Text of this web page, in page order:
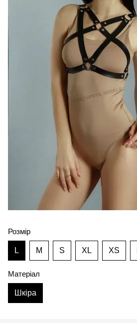
Розмір
L M S XL XS
Матеріал
Шкіра